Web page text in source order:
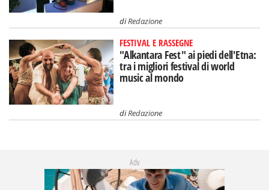
diRedazione
FESTIVAL E RASSEGNE
"Alkantara Fest" ai piedi dell'Etna:
tra i migliori festival di world
music al mondo
diRedazione
Adv